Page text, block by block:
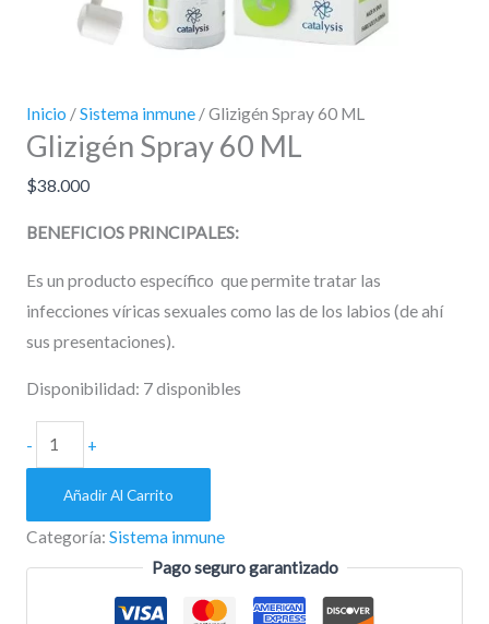
Inicio /Sistema inmune/ Glizigén Spray 60 ML
Glizigén Spray 60 ML
$38.000
BENEFICIOS PRINCIPALES:
Es un producto específico que permite tratar las
infecciones víricas sexuales como las de los labios (de ahí
sus presentaciones).
Disponibilidad: 7 disponibles
- +
Añadir Al Carrito
Categoría: Sistema inmune
Pago seguro garantizado